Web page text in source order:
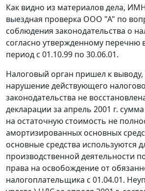
Как видно из материалов дела,
выездная проверка ООО "А" по
соблюдения законодательства о
согласно утвержденному перечню
период с 01.10.99 по 30.06.01.
Налоговый орган пришел к
нарушение действующего
законодательства не
декларации за апрель 2001 г.
на остаточную стоимость не
амортизированных основных
основные средства используются
производственной деятельности
права на освобождение от
налогоплательщика с 01.04.01.